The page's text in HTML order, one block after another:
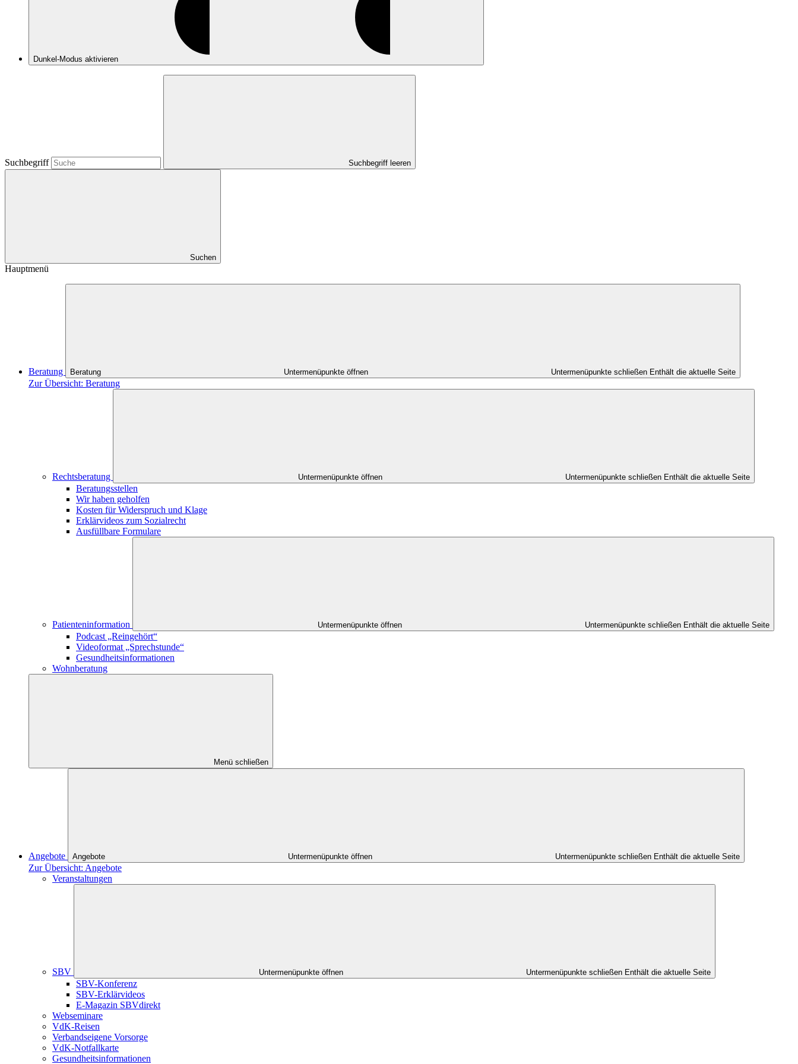
Dunkel-Modus aktivieren
Suchbegriff Suchbegriff leeren
Suchen
Hauptmenü
Beratung Beratung Untermenüpunkte öffnen Untermenüpunkte schließen Enthält die aktuelle Seite
Zur Übersicht: Beratung
Rechtsberatung Untermenüpunkte öffnen Untermenüpunkte schließen Enthält die aktuelle Seite
Beratungsstellen
Wir haben geholfen
Kosten für Widerspruch und Klage
Erklärvideos zum Sozialrecht
Ausfüllbare Formulare
Patienteninformation Untermenüpunkte öffnen Untermenüpunkte schließen Enthält die aktuelle Seite
Podcast „Reingehört“
Videoformat „Sprechstunde“
Gesundheitsinformationen
Wohnberatung
Menü schließen
Angebote Angebote Untermenüpunkte öffnen Untermenüpunkte schließen Enthält die aktuelle Seite
Zur Übersicht: Angebote
Veranstaltungen
SBV Untermenüpunkte öffnen Untermenüpunkte schließen Enthält die aktuelle Seite
SBV-Konferenz
SBV-Erklärvideos
E-Magazin SBVdirekt
Webseminare
VdK-Reisen
Verbandseigene Vorsorge
VdK-Notfallkarte
Gesundheitsinformationen